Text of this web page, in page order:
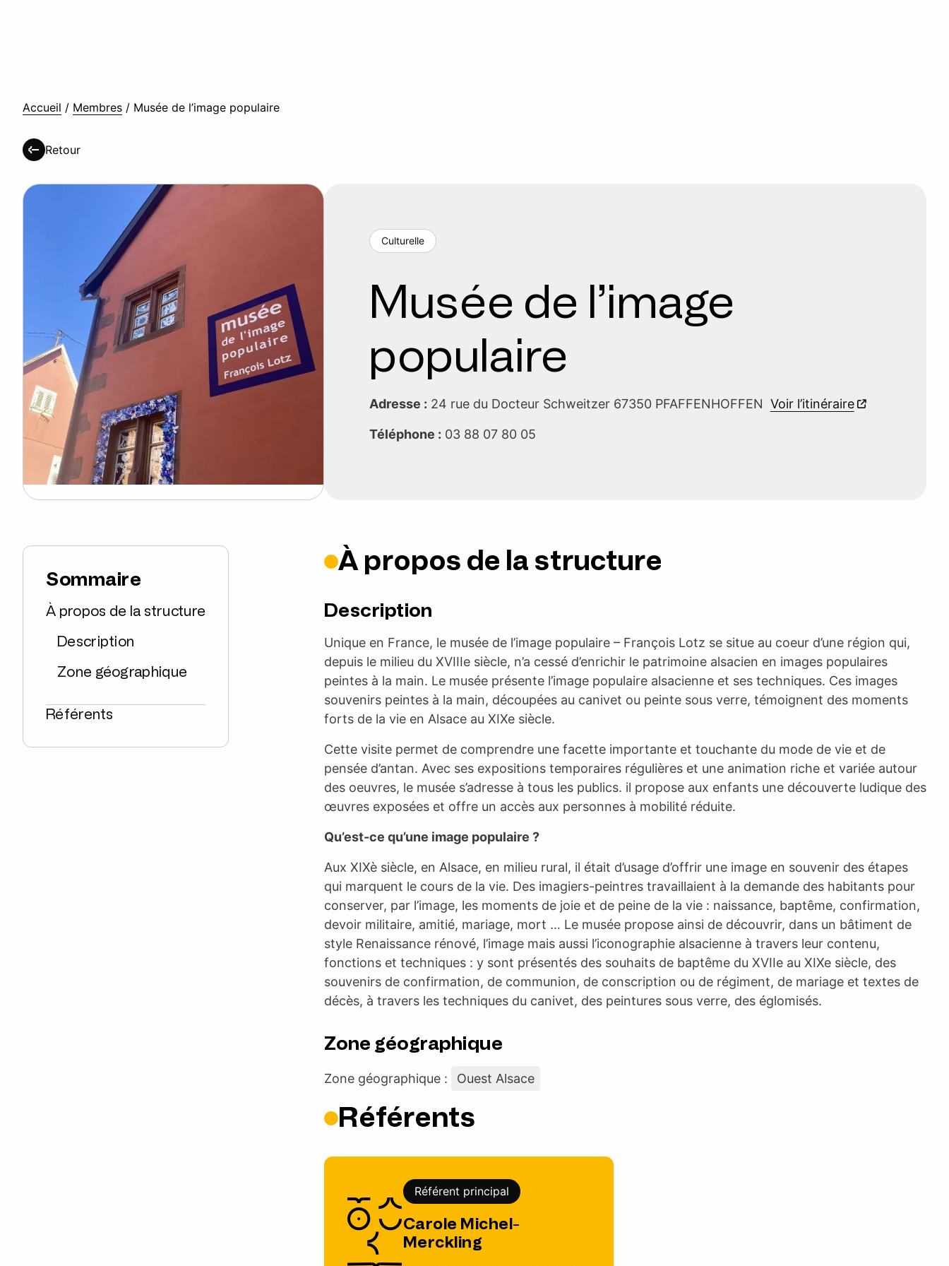
Accueil / Membres / Musée de l’image populaire
Retour
Culturelle
Musée de l’image
populaire
Adresse : 24 rue du Docteur Schweitzer 67350 PFAFFENHOFFEN Voir l’itinéraire
Téléphone : 03 88 07 80 05
Sommaire
À propos de la structure
Description
Zone géographique
Référents
À propos de la structure
Description
Unique en France, le musée de l’image populaire – François Lotz se situe au coeur d’une région qui,
depuis le milieu du XVIIIe siècle, n’a cessé d’enrichir le patrimoine alsacien en images populaires
peintes à la main. Le musée présente l’image populaire alsacienne et ses techniques. Ces images
souvenirs peintes à la main, découpées au canivet ou peinte sous verre, témoignent des moments
forts de la vie en Alsace au XIXe siècle.
Cette visite permet de comprendre une facette importante et touchante du mode de vie et de
pensée d’antan. Avec ses expositions temporaires régulières et une animation riche et variée autour
des oeuvres, le musée s’adresse à tous les publics. il propose aux enfants une découverte ludique des
œuvres exposées et offre un accès aux personnes à mobilité réduite.
Qu’est-ce qu’une image populaire ?
Aux XIXè siècle, en Alsace, en milieu rural, il était d’usage d’offrir une image en souvenir des étapes
qui marquent le cours de la vie. Des imagiers-peintres travaillaient à la demande des habitants pour
conserver, par l’image, les moments de joie et de peine de la vie : naissance, baptême, confirmation,
devoir militaire, amitié, mariage, mort … Le musée propose ainsi de découvrir, dans un bâtiment de
style Renaissance rénové, l’image mais aussi l’iconographie alsacienne à travers leur contenu,
fonctions et techniques : y sont présentés des souhaits de baptême du XVIIe au XIXe siècle, des
souvenirs de confirmation, de communion, de conscription ou de régiment, de mariage et textes de
décès, à travers les techniques du canivet, des peintures sous verre, des églomisés.
Zone géographique
Zone géographique : Ouest Alsace
Référents
Référent principal
Carole Michel-
Merckling